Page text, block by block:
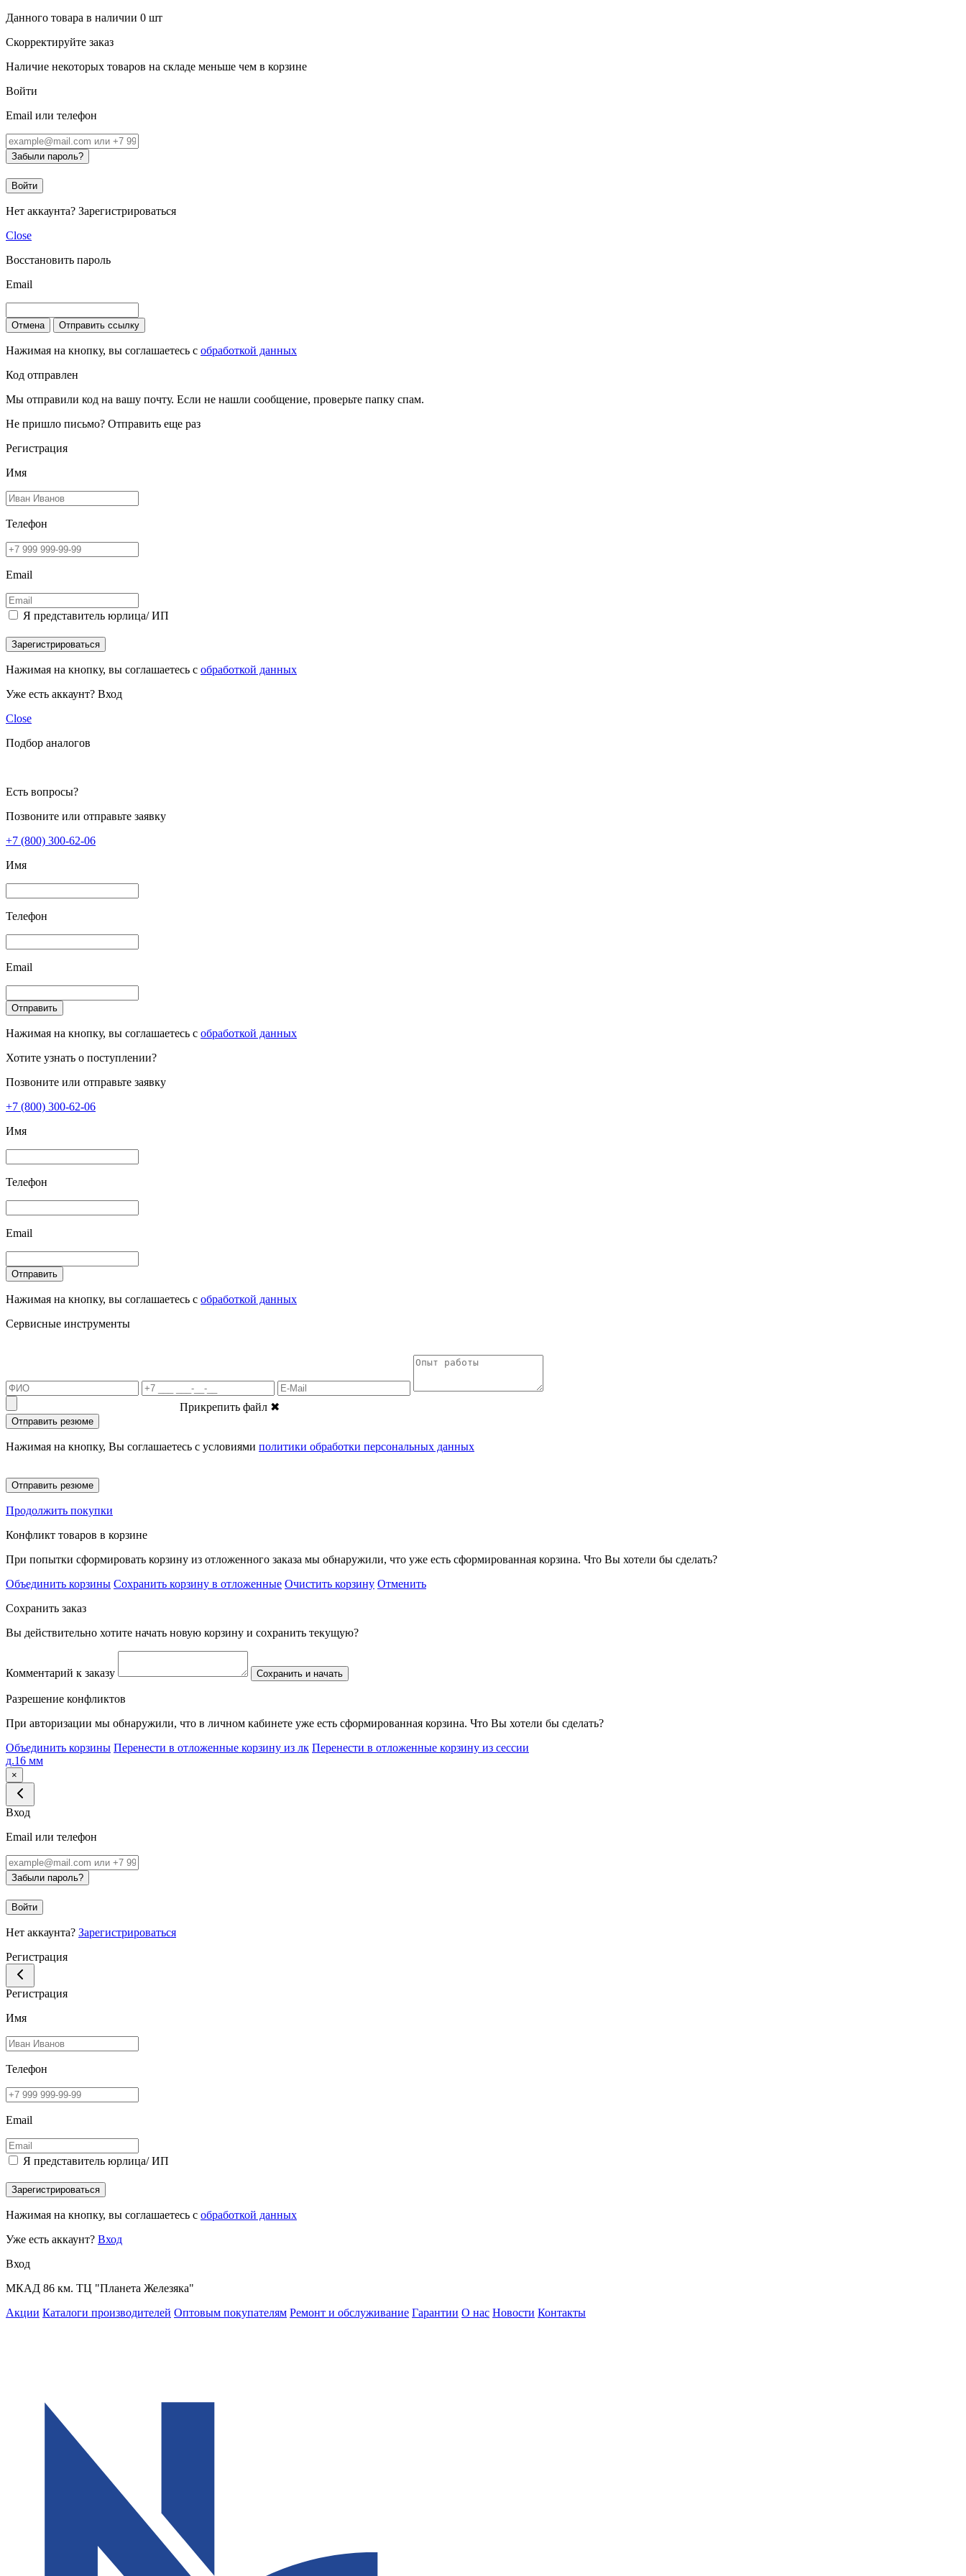
Данного товара в наличии 0 шт
Скорректируйте заказ
Наличие некоторых товаров на складе меньше чем в корзине
Войти
Email или телефон
Забыли пароль?
Войти
Нет аккаунта? Зарегистрироваться
Close
Восстановить пароль
Email
Отмена Отправить ссылку
Нажимая на кнопку, вы соглашаетесь с обработкой данных
Код отправлен
Мы отправили код на вашу почту. Если не нашли сообщение, проверьте папку спам.
Не пришло письмо? Отправить еще раз
Регистрация
Имя
Телефон
Email
Я представитель юрлица/ ИП
Зарегистрироваться
Нажимая на кнопку, вы соглашаетесь с обработкой данных
Уже есть аккаунт? Вход
Close
Подбор аналогов
Есть вопросы?
Позвоните или отправьте заявку
+7 (800) 300-62-06
Имя
Телефон
Email
Отправить
Нажимая на кнопку, вы соглашаетесь с обработкой данных
Хотите узнать о поступлении?
Позвоните или отправьте заявку
+7 (800) 300-62-06
Имя
Телефон
Email
Отправить
Нажимая на кнопку, вы соглашаетесь с обработкой данных
Сервисные инструменты
Прикрепить файл ✖
Отправить резюме
Нажимая на кнопку, Вы соглашаетесь с условиями политики обработки персональных данных
Отправить резюме
Продолжить покупки
Конфликт товаров в корзине
При попытки сформировать корзину из отложенного заказа мы обнаружили, что уже есть сформированная корзина. Что Вы хотели бы сделать?
Объединить корзины Сохранить корзину в отложенные Очистить корзину Отменить
Сохранить заказ
Вы действительно хотите начать новую корзину и сохранить текущую?
Комментарий к заказу Сохранить и начать
Разрешение конфликтов
При авторизации мы обнаружили, что в личном кабинете уже есть сформированная корзина. Что Вы хотели бы сделать?
Объединить корзины Перенести в отложенные корзину из лк Перенести в отложенные корзину из сессии
д.16 мм
×
Вход
Email или телефон
Забыли пароль?
Войти
Нет аккаунта? Зарегистрироваться
Регистрация
Регистрация
Имя
Телефон
Email
Я представитель юрлица/ ИП
Зарегистрироваться
Нажимая на кнопку, вы соглашаетесь с обработкой данных
Уже есть аккаунт? Вход
Вход
МКАД 86 км. ТЦ "Планета Железяка"
Акции Каталоги производителей Оптовым покупателям Ремонт и обслуживание Гарантии О нас Новости Контакты